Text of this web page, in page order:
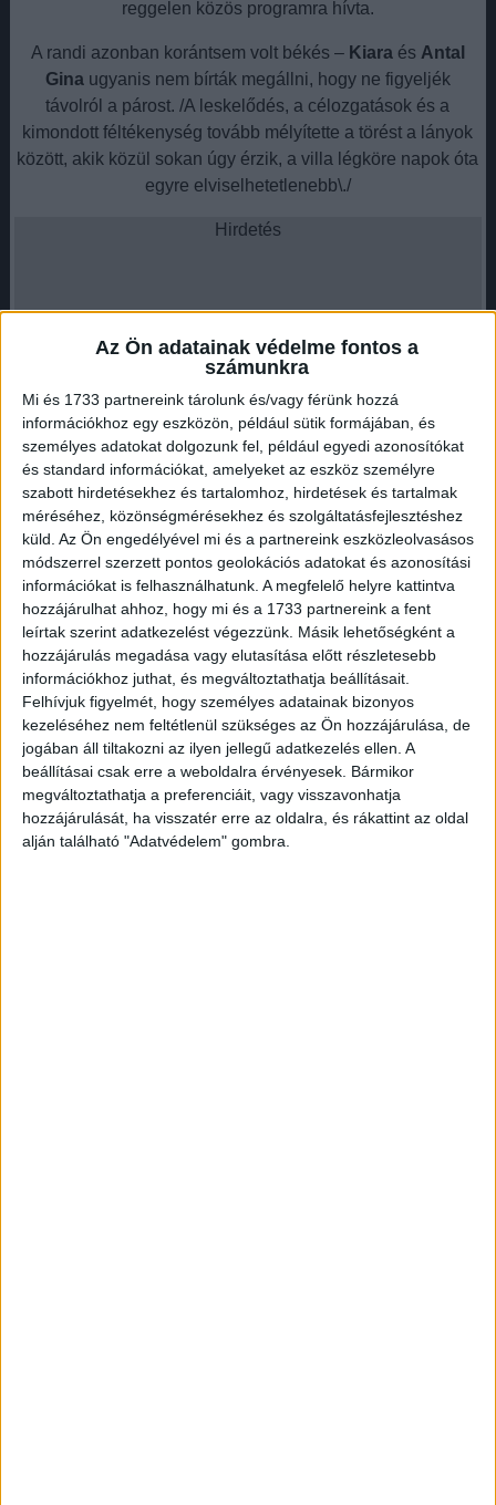
Az Ön adatainak védelme fontos a
számunkra
Mi és 1733 partnereink tárolunk és/vagy férünk hozzá
információkhoz egy eszközön, például sütik formájában, és
személyes adatokat dolgozunk fel, például egyedi azonosítókat
és standard információkat, amelyeket az eszköz személyre
szabott hirdetésekhez és tartalomhoz, hirdetések és tartalmak
méréséhez, közönségmérésekhez és szolgáltatásfejlesztéshez
küld. Az Ön engedélyével mi és a partnereink eszközleolvasásos
módszerrel szerzett pontos geolokációs adatokat és azonosítási
információkat is felhasználhatunk. A megfelelő helyre kattintva
hozzájárulhat ahhoz, hogy mi és a 1733 partnereink a fent
leírtak szerint adatkezelést végezzünk. Másik lehetőségként a
hozzájárulás megadása vagy elutasítása előtt részletesebb
információkhoz juthat, és megváltoztathatja beállításait.
Felhívjuk figyelmét, hogy személyes adatainak bizonyos
kezeléséhez nem feltétlenül szükséges az Ön hozzájárulása, de
jogában áll tiltakozni az ilyen jellegű adatkezelés ellen. A
beállításai csak erre a weboldalra érvényesek. Bármikor
megváltoztathatja a preferenciáit, vagy visszavonhatja
hozzájárulását, ha visszatér erre az oldalra, és rákattint az oldal
alján található "Adatvédelem" gombra.
reggelen közös programra hívta.
A randi azonban korántsem volt békés – Kiaraés Antal
Ginaugyanis nem bírták megállni, hogy ne figyeljék
távolról a párost. /A leskelődés, a célozgatások és a
kimondott féltékenység tovább mélyítette a törést a lányok
között, akik közül sokan úgy érzik, a villa légköre napok óta
egyre elviselhetetlenebb\./
Hirdetés
A feszültséget leginkább Kiara stílusa táplálja.
Hirdetés
Magabiztossága, odamondogatós megjegyzései és a
versenyhelyzetekben mutatott dominanciája sokak
szemében túlment egy határon.
Hirdetés
A lányok szerint nem pusztán a győzni akarás mozgatja:
inkább egyfajta „uralkodói attitűd”, ami folyamatosan